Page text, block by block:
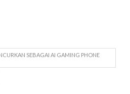
SEBAGAI AI GAMING PHONE